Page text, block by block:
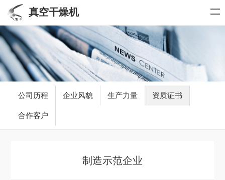
真空干燥机
公司历程 企业风貌 生产力量 资质证书
合作客户
制造示范企业